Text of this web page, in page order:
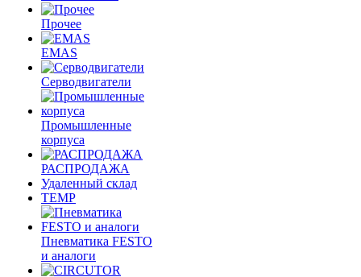
Прочее
EMAS
Cерводвигатели
Промышленные
корпуса
РАСПРОДАЖА
Удаленный склад
TEMP
Пневматика FESTO
и аналоги